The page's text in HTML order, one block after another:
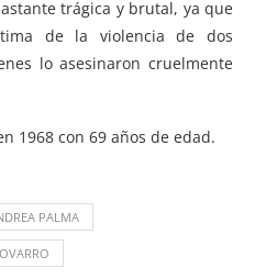
trágica y brutal, ya que
de la violencia de dos
lo asesinaron cruelmente
1968 con 69 años de edad.
PALMA